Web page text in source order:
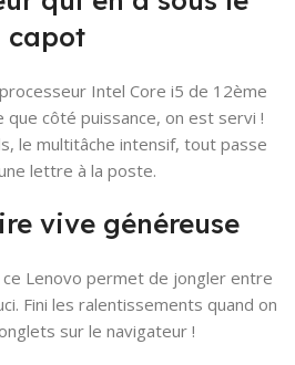
capot
Intel Core i5 de 12ème
que côté puissance, on est servi !
le multitâche intensif, tout passe
lettre à la poste.
vive généreuse
ce Lenovo permet de jongler entre
Fini les ralentissements quand on
sur le navigateur !